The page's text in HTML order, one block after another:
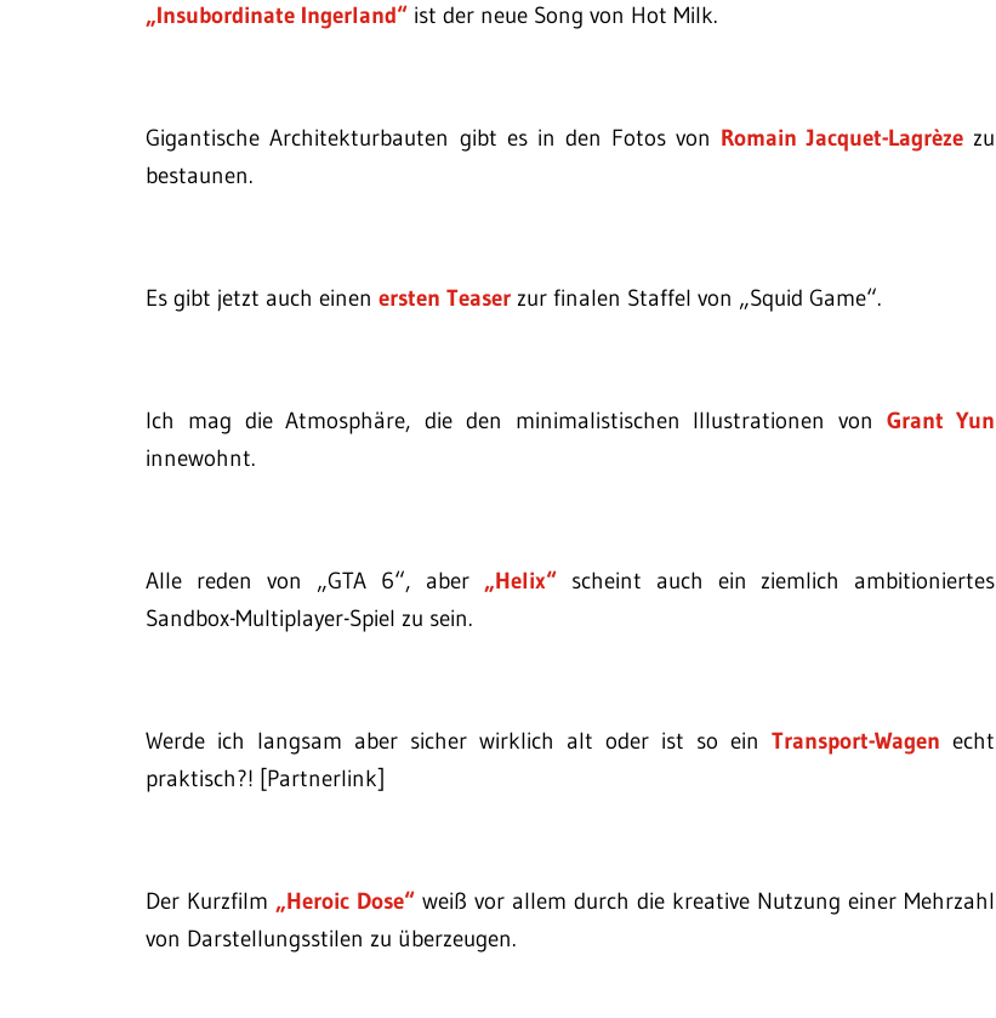
„Insubordinate Ingerland“ ist der neue Song von Hot Milk.
Gigantische Architekturbauten gibt es in den Fotos von Romain Jacquet-Lagrèze zu
bestaunen.
Es gibt jetzt auch einenersten Teaser zur finalen Staffel von „Squid Game“.
Ich mag die Atmosphäre, die den minimalistischen Illustrationen von Grant Yun
innewohnt.
Alle reden von „GTA 6“, aber „Helix“scheint auch ein ziemlich ambitioniertes
Sandbox-Multiplayer-Spiel zu sein.
Werde ich langsam aber sicher wirklich alt oder ist so einTransport-Wagen echt
praktisch?! [Partnerlink]
Der Kurzfilm „Heroic Dose“ weiß vor allem durch die kreative Nutzung einer Mehrzahl
von Darstellungsstilen zu überzeugen.